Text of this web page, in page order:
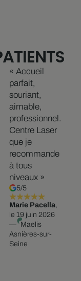
« Accueil
parfait,
souriant,
aimable,
professionnel.
Centre Laser
que je
recommande
à tous
niveaux »
5/5
Marie Pacella,
le 19 juin 2026
— Maelis
Asnières-sur-
Seine